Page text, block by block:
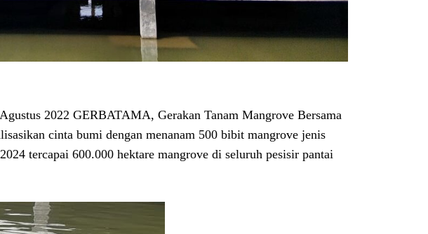
2022 GERBATAMA, Gerakan Tanam Mangrove Bersama
cinta bumi dengan menanam 500 bibit mangrove jenis
tercapai 600.000 hektare mangrove di seluruh pesisir pantai